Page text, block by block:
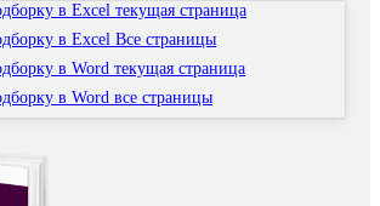
в Excel текущая страница
в Excel Все страницы
в Word текущая страница
в Word все страницы